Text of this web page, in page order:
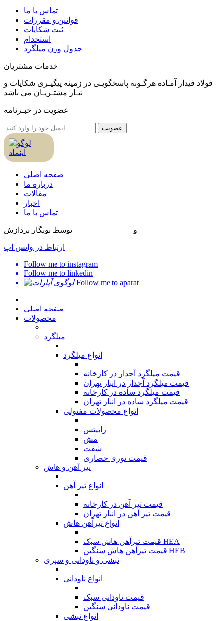
تماس با ما
قوانین و مقررات
ثبت شکایات
استخدام
جدول وزن ميلگرد
خدمات مشتریان
فولاد فیدار آمـاده هرگـونه پاسخگویـی در زمینه پیگیـری شکایات و
نیـاز مشتـریـان می باشد
عضویت در خبـرنامه
عضویت
صفحه اصلی
درباره ما
مقالات
اخبار
تماس با ما
و توسط نونگار پردازش
ارتباط در واتس اپ
Follow me to instagram
Follow me to linkedin
Follow me to aparat
صفحه اصلی
محصولات
میلگرد
انواع میلگرد
قیمت میلگرد آجدار در کارخانه
قیمت میلگرد آجدار در انبار تهران
قیمت میلگرد ساده در کارخانه
قیمت میلگرد ساده در انبار تهران
انواع محصولات مفتولی
رابیتس
مش
شفت
قیمت توری حصاری
تیر آهن و هاش
انواع تیر آهن
قیمت تیر آهن در کارخانه
قیمت تیر آهن در انبار تهران
انواع تیرآهن هاش
قیمت تیرآهن هاش سبک HEA
قیمت تیرآهن هاش سنگین HEB
نبشی و ناودانی و سپری
انواع ناودانی
قیمت ناودانی سبک
قیمت ناودانی سنگین
انواع نبشی